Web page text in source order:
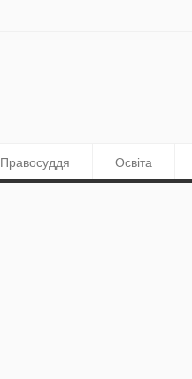
Правосуддя Освіта